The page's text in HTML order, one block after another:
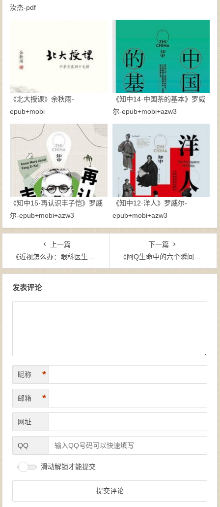
汝杰-pdf
《北大授课》余秋雨-
epub+mobi
《知中14·中国茶的基本》罗威
尔-epub+mobi+azw3
《知中15·再认识丰子恺》罗威
尔-epub+mobi+azw3
《知中12·洋人》罗威尔-
epub+mobi+azw3
上一篇
《近视怎么办：眼科医生教你正确配镜和治疗》-mobi
下一篇
《阿Q生命中的六个瞬间》汪晖-mobi
发表评论
昵称 *
邮箱 *
网址
QQ
滑动解锁才能提交